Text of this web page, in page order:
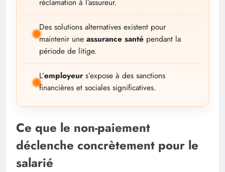
Des solutions alternatives existent pour
maintenir une assurance santépendant la
période de litige.
L’employeurs’expose à des sanctions
financières et sociales significatives.
Ce que le non-paiement
déclenche concrètement pour le
salarié